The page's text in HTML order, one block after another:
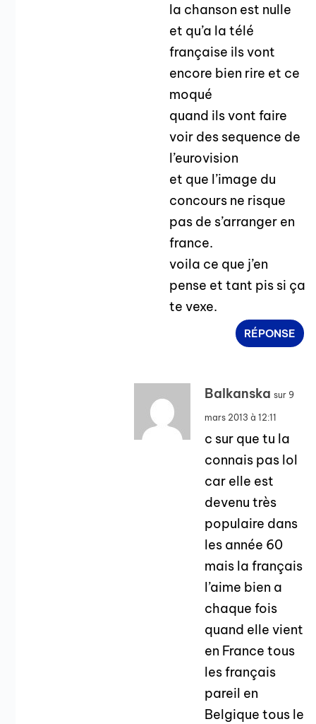
la chanson est nulle
et qu’a la télé
française ils vont
encore bien rire et ce
moqué
quand ils vont faire
voir des sequence de
l’eurovision
et que l’image du
concours ne risque
pas de s’arranger en
france.
voila ce que j’en
pense et tant pis si ça
te vexe.
RÉPONSE
Balkanska sur 9
mars 2013 à 12:11
c sur que tu la
connais pas lol
car elle est
devenu très
populaire dans
les année 60
mais la français
l’aime bien a
chaque fois
quand elle vient
en France tous
les français
pareil en
Belgique tous le